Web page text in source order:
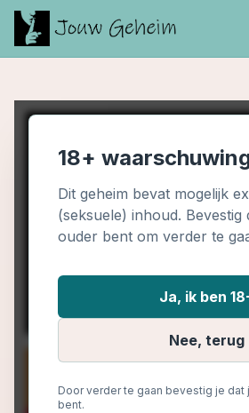
18+
Dit geheim bevat mogelijk
(seksuele) inhoud. Bevestig
ouder bent om verder te
Ja, ik ben
Nee, terug
Door verder te gaan bevestig je dat
bent.